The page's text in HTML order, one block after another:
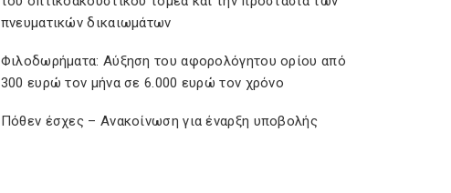
πνευματικών δικαιωμάτων
Φιλοδωρήματα: Αύξηση του αφορολόγητου ορίου από
300 ευρώ τον μήνα σε 6.000 ευρώ τον χρόνο
Πόθεν έσχες – Ανακοίνωση για έναρξη υποβολής